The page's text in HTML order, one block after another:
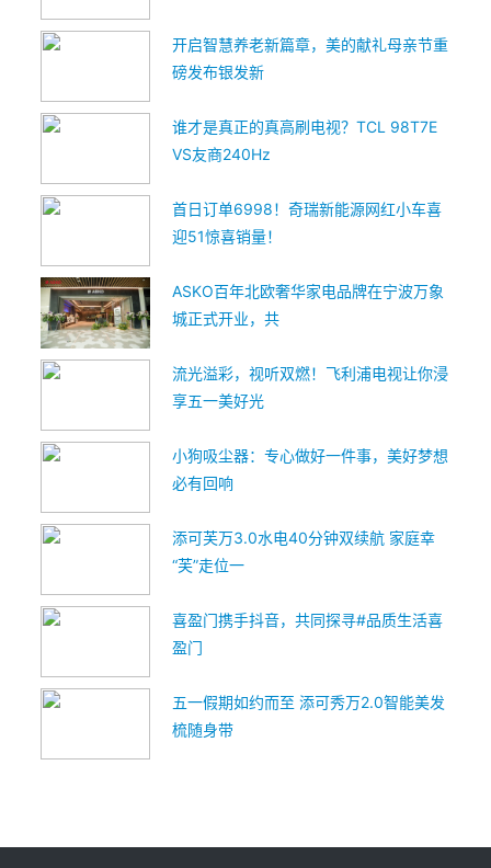
开启智慧养老新篇章，美的献礼母亲节重
磅发布银发新
谁才是真正的真高刷电视？TCL 98T7E
VS友商240Hz
首日订单6998！奇瑞新能源网红小车喜
迎51惊喜销量！
ASKO百年北欧奢华家电品牌在宁波万象
城正式开业，共
流光溢彩，视听双燃！飞利浦电视让你浸
享五一美好光
小狗吸尘器：专心做好一件事，美好梦想
必有回响
添可芙万3.0水电40分钟双续航 家庭幸
“芙”走位一
喜盈门携手抖音，共同探寻#品质生活喜
盈门
五一假期如约而至 添可秀万2.0智能美发
梳随身带